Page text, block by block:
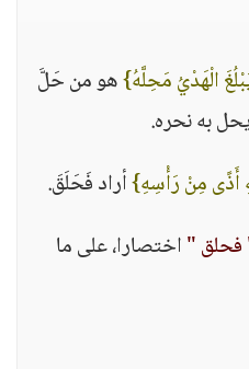
الْهَدْيُ مَحِلَّهُ}هو من حَلَّ
به نحره.
أَذًى مِنْ رَأْسِهِ}أراد فَحَلَقَ.
"اختصارا، على ما